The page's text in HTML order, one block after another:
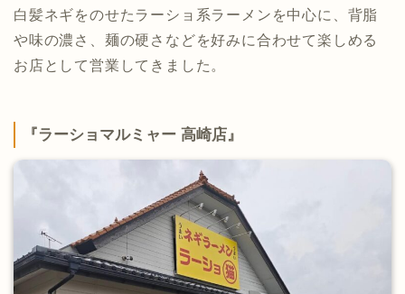
白髪ネギをのせたラーショ系ラーメンを中心に、背脂
や味の濃さ、麺の硬さなどを好みに合わせて楽しめる
お店として営業してきました。
『ラーショマルミャー 高崎店』